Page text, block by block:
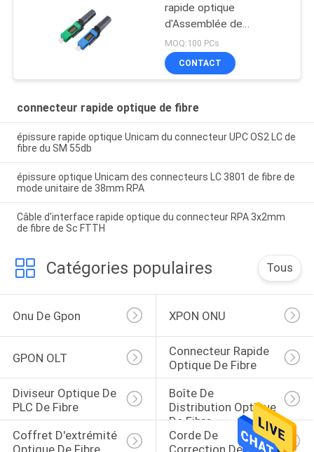
rapide optique
d'Assemblée de
gisement du connecteur
KOC FAOC de fibre d'UT-
roi FTTH
MOQ:100 PCs
CONTACT
connecteur rapide optique de fibre
épissure rapide optique Unicam du connecteur UPC OS2 LC de
fibre du SM 55db
épissure optique Unicam des connecteurs LC 3801 de fibre de
mode unitaire de 38mm RPA
Câble d'interface rapide optique du connecteur RPA 3x2mm
de fibre de Sc FTTH
Catégories populaires Tous
Onu De Gpon XPON ONU
GPON OLT
Connecteur Rapide
Optique De Fibre
Diviseur Optique De
PLC De Fibre
Boîte De
Distribution Optique
De Fibre
Coffret D'extrémité
Optique De Fibre
Corde De
Correction De Mpo